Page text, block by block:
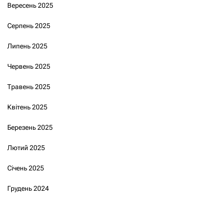
Вересень 2025
Серпень 2025
Липень 2025
Червень 2025
Травень 2025
Квітень 2025
Березень 2025
Лютий 2025
Січень 2025
Грудень 2024